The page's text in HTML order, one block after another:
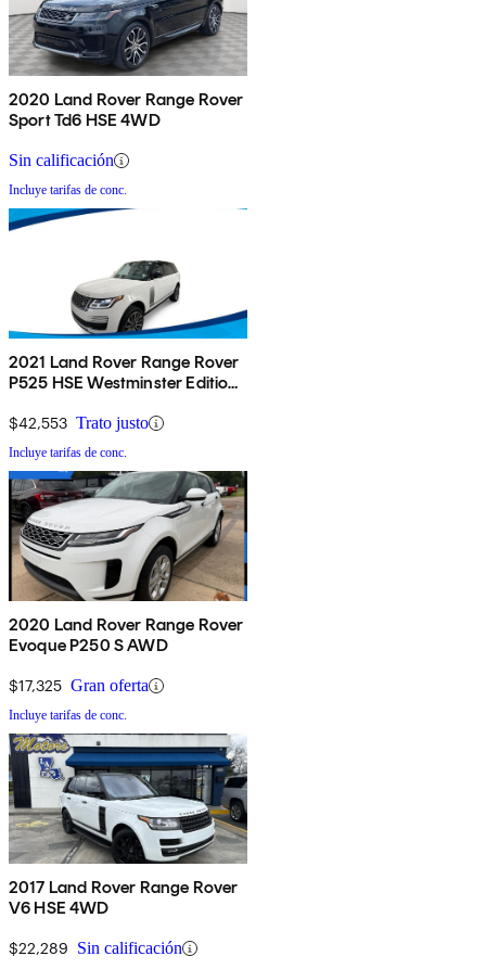
2020 Land Rover Range Rover
Sport Td6 HSE 4WD
Sin calificación
Incluye tarifas de conc.
2021 Land Rover Range Rover
P525 HSE Westminster Edition
$42,553 Trato justo
Incluye tarifas de conc.
2020 Land Rover Range Rover
Evoque P250 S AWD
$17,325 Gran oferta
Incluye tarifas de conc.
2017 Land Rover Range Rover
V6 HSE 4WD
$22,289 Sin calificación